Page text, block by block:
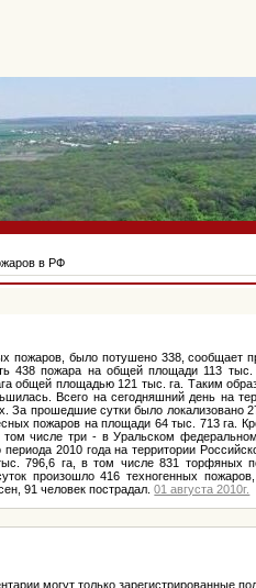
в РФ
пожаров, было потушено 338,
438 пожара на общей площади 113
общей площадью 121 тыс. га. Таким
Всего на сегодняшний день на
За прошедшие сутки было локализовано
пожаров на площади 64 тыс. 713 га.
том числе три - в Уральском
2010 года на территории
796,6 га, в том числе 831 торфяных
произошло 416 техногенных
91 человек пострадал.01 августа 2010г.
могут только зарегистрированные